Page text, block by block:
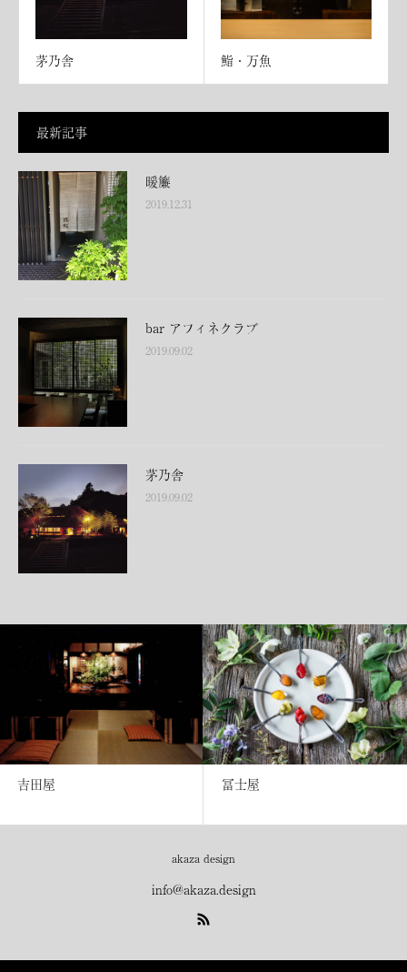
茅乃舎 鮨・万魚
最新記事
暖簾
2019.12.31
bar アフィネクラブ
2019.09.02
茅乃舎
2019.09.02
吉田屋 冨士屋
akaza design
info@akaza.design